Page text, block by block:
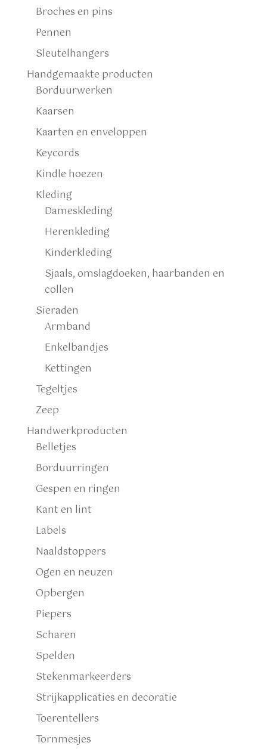
Broches en pins
Pennen
Sleutelhangers
Handgemaakte producten
Borduurwerken
Kaarsen
Kaarten en enveloppen
Keycords
Kindle hoezen
Kleding
Dameskleding
Herenkleding
Kinderkleding
Sjaals, omslagdoeken, haarbanden en
collen
Sieraden
Armband
Enkelbandjes
Kettingen
Tegeltjes
Zeep
Handwerkproducten
Belletjes
Borduurringen
Gespen en ringen
Kant en lint
Labels
Naaldstoppers
Ogen en neuzen
Opbergen
Piepers
Scharen
Spelden
Stekenmarkeerders
Strijkapplicaties en decoratie
Toerentellers
Tornmesjes